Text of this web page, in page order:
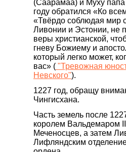
(Саарамаа) и Муху
году обратился «Ко
«Твёрдо соблюдая мир
Ливонии и Эстонии, не
веры христианской,
гневу Божиему и
который легко может,
вас» ( "Тревожная
Невского").
1227 год, обращу
Чингисхана.
Часть земель после
королем Вальдемаром
Меченосцев, а затем
Лифляндским